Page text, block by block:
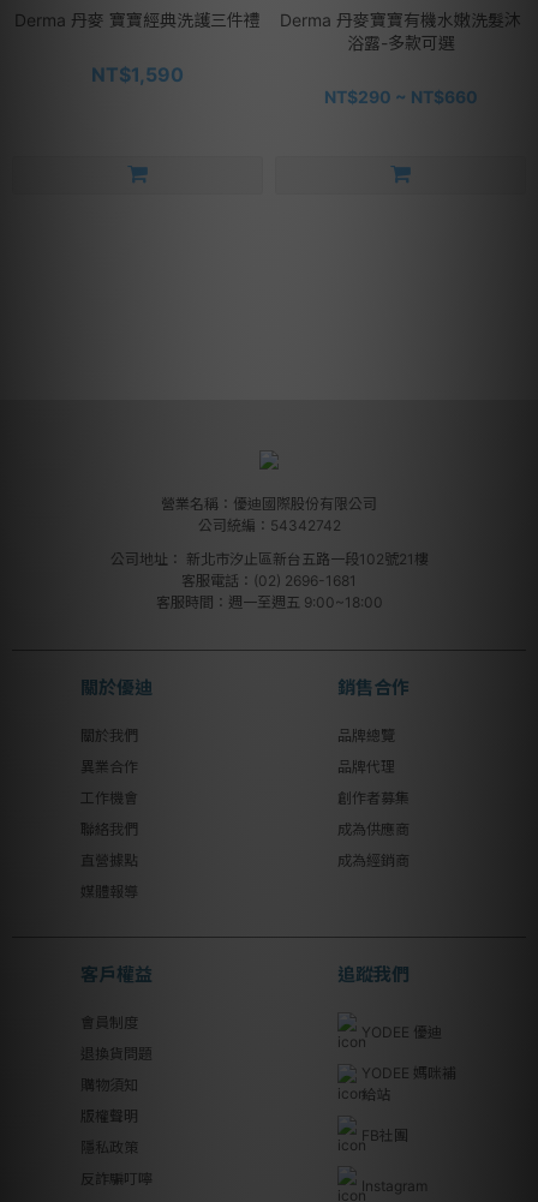
Derma 丹麥 寶寶經典洗護三件禮
NT$1,590
Derma 丹麥寶寶有機水嫩洗髮沐
浴露-多款可選
NT$290 ~ NT$660
營業名稱：優迪國際股份有限公司
公司統編：54342742
公司地址： 新北市汐止區新台五路一段102號21樓
客服電話：(02) 2696-1681
客服時間：週一至週五 9:00~18:00
關於優迪
關於我們
異業合作
工作機會
聯絡我們
直營據點
媒體報導
銷售合作
品牌總覽
品牌代理
創作者募集
成為供應商
成為經銷商
客戶權益
會員制度
退換貨問題
購物須知
版權聲明
隱私政策
反詐騙叮嚀
追蹤我們
YODEE 優迪
YODEE 媽咪補
給站
FB社團
Instagram